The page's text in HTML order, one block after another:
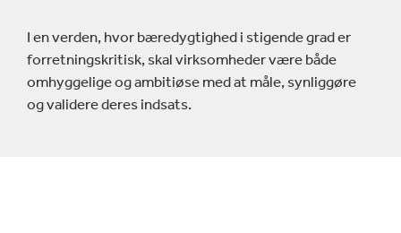
I en verden, hvor bæredygtighed i stigende grad er
forretningskritisk, skal virksomheder være både
omhyggelige og ambitiøse med at måle, synliggøre
og validere deres indsats.